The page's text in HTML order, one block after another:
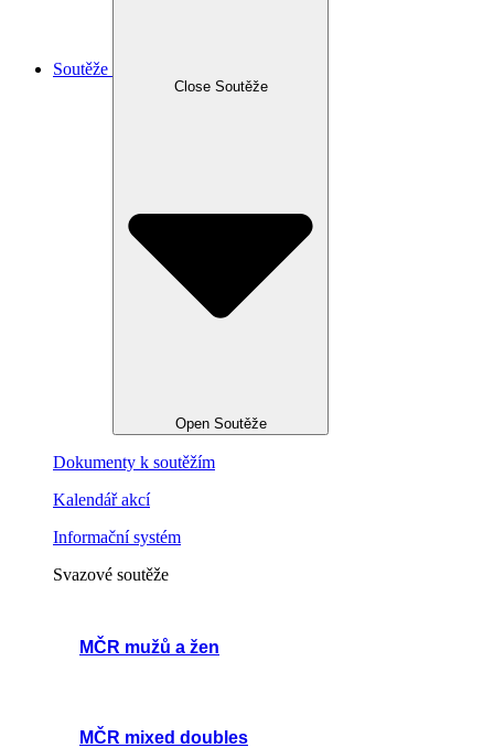
Soutěže
Close Soutěže
Open Soutěže
Dokumenty k soutěžím
Kalendář akcí
Informační systém
Svazové soutěže
MČR mužů a žen
MČR mixed doubles